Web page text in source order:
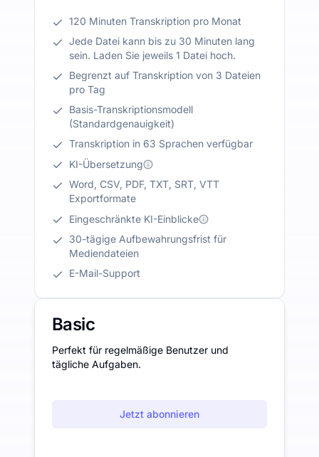
120 Minuten Transkription pro Monat
Jede Datei kann bis zu 30 Minuten lang
sein. Laden Sie jeweils 1 Datei hoch.
Begrenzt auf Transkription von 3 Dateien
pro Tag
Basis-Transkriptionsmodell
(Standardgenauigkeit)
Transkription in 63 Sprachen verfügbar
KI-Übersetzung
Word, CSV, PDF, TXT, SRT, VTT
Exportformate
Eingeschränkte KI-Einblicke
30-tägige Aufbewahrungsfrist für
Mediendateien
E-Mail-Support
Basic
Perfekt für regelmäßige Benutzer und
tägliche Aufgaben.
Jetzt abonnieren